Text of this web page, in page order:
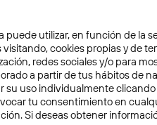
2 min
puede utilizar, en función de la
visitando, cookies propias y de
redes sociales y/o para
a partir de tus hábitos de
su uso individualmente
tu consentimiento en
Si deseas obtener